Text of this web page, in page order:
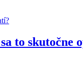
to skutočne